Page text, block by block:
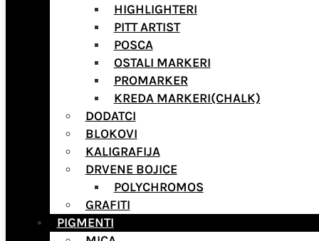
HIGHLIGHTERI
PITT ARTIST
POSCA
OSTALI MARKERI
PROMARKER
KREDA MARKERI(CHALK)
DODATCI
BLOKOVI
KALIGRAFIJA
DRVENE BOJICE
POLYCHROMOS
GRAFITI
PIGMENTI